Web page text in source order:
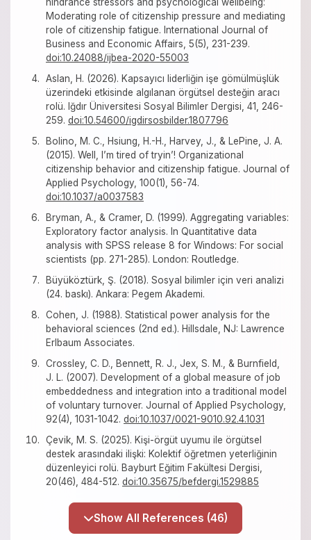
hindrance stressors and psychological wellbeing:
Moderating role of citizenship pressure and mediating
role of citizenship fatigue. International Journal of
Business and Economic Affairs, 5(5), 231-239.
doi:10.24088/ijbea-2020-55003
Aslan, H. (2026). Kapsayıcı liderliğin işe gömülmüşlük
üzerindeki etkisinde algılanan örgütsel desteğin aracı
rolü. Iğdır Üniversitesi Sosyal Bilimler Dergisi, 41, 246-
259. doi:10.54600/igdirsosbilder.1807796
Bolino, M. C., Hsiung, H.-H., Harvey, J., & LePine, J. A.
(2015). Well, I’m tired of tryin’! Organizational
citizenship behavior and citizenship fatigue. Journal of
Applied Psychology, 100(1), 56-74.
doi:10.1037/a0037583
Bryman, A., & Cramer, D. (1999). Aggregating variables:
Exploratory factor analysis. In Quantitative data
analysis with SPSS release 8 for Windows: For social
scientists (pp. 271-285). London: Routledge.
Büyüköztürk, Ş. (2018). Sosyal bilimler için veri analizi
(24. baskı). Ankara: Pegem Akademi.
Cohen, J. (1988). Statistical power analysis for the
behavioral sciences (2nd ed.). Hillsdale, NJ: Lawrence
Erlbaum Associates.
Crossley, C. D., Bennett, R. J., Jex, S. M., & Burnfield,
J. L. (2007). Development of a global measure of job
embeddedness and integration into a traditional model
of voluntary turnover. Journal of Applied Psychology,
92(4), 1031-1042. doi:10.1037/0021-9010.92.4.1031
Çevik, M. S. (2025). Kişi-örgüt uyumu ile örgütsel
destek arasındaki ilişki: Kolektif öğretmen yeterliğinin
düzenleyici rolü. Bayburt Eğitim Fakültesi Dergisi,
20(46), 484-512. doi:10.35675/befdergi.1529885
Show All References (46)